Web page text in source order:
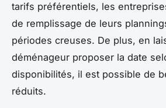
tarifs préférentiels, les
de remplissage de leurs
périodes creuses. De plus, en
déménageur proposer la date
disponibilités, il est possible de
réduits.